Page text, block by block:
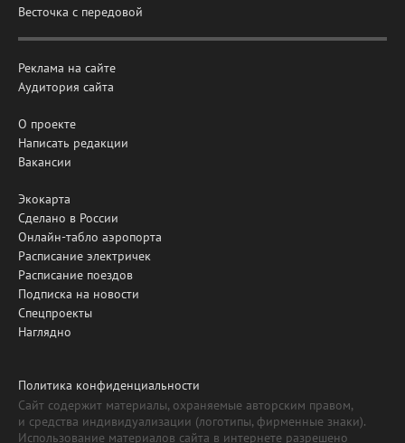
Весточка с передовой
Реклама на сайте
Аудитория сайта
О проекте
Написать редакции
Вакансии
Экокарта
Сделано в России
Онлайн-табло аэропорта
Расписание электричек
Расписание поездов
Подписка на новости
Спецпроекты
Наглядно
Политика конфиденциальности
Сайт содержит материалы, охраняемые авторским правом,
и средства индивидуализации (логотипы, фирменные знаки).
Использование материалов сайта в интернете разрешено